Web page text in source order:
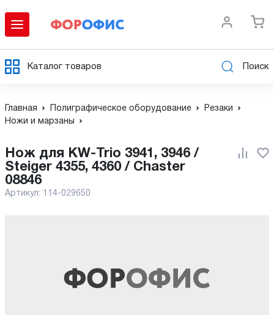
Каталог товаров Поиск
Главная Полиграфическое оборудование
Резаки
Ножи и марзаны
Нож для KW-Trio 3941, 3946 /
Steiger 4355, 4360 / Chaster
08846
Артикул: 114-029650